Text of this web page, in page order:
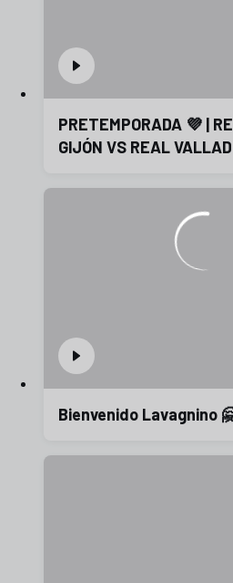
PRETEMPORADA 💜 |
GIJÓN VS REAL
Bienvenido Lavagnino